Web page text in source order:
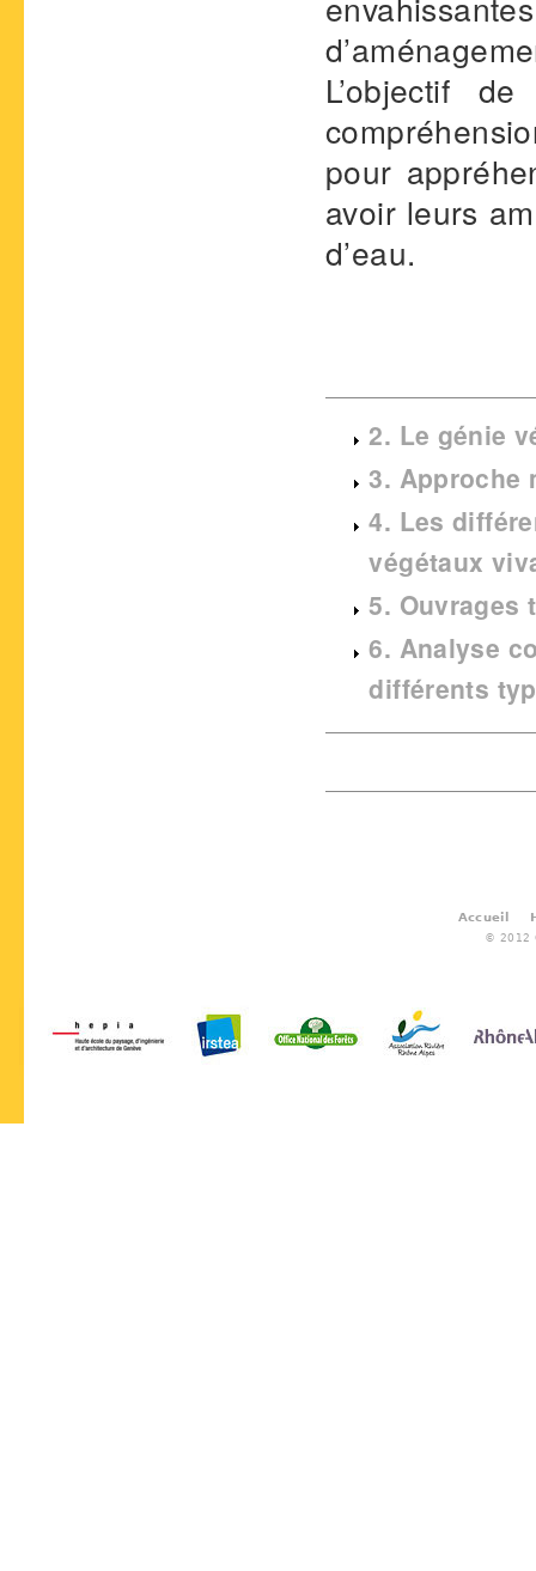
L’objectif
pour
avoir leurs
d’eau.
2. Le génie
3. Approche
4. Les
végétaux
5. Ouvrages
6. Analyse
différents
Accueil
© 2012